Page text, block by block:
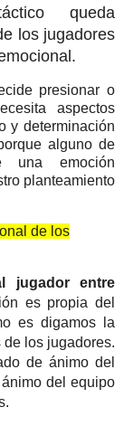
queda
los jugadores
presionar o
aspectos
y determinación
alguno de
una emoción
planteamiento
de los
jugador entre
es propia del
es digamos la
los jugadores.
de ánimo del
del equipo